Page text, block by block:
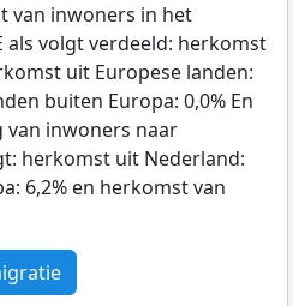
van inwoners in het
als volgt verdeeld: herkomst
uit Europese landen:
buiten Europa: 0,0% En
van inwoners naar
herkomst uit Nederland:
6,2% en herkomst van